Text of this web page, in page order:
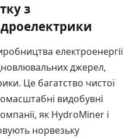
з
електроенергії
джерел,
Це багатство чистої
видобувні
як HydroMiner і
норвезьку